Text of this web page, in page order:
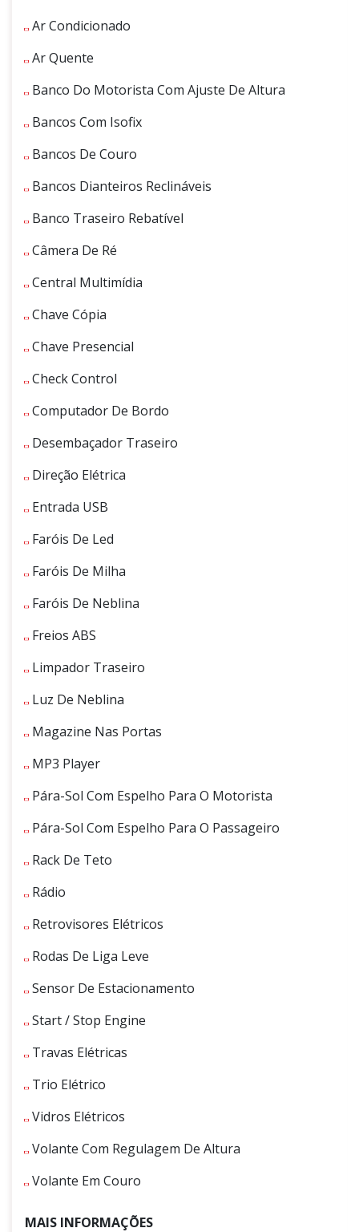
Ar Condicionado
Ar Quente
Banco Do Motorista Com Ajuste De Altura
Bancos Com Isofix
Bancos De Couro
Bancos Dianteiros Reclináveis
Banco Traseiro Rebatível
Câmera De Ré
Central Multimídia
Chave Cópia
Chave Presencial
Check Control
Computador De Bordo
Desembaçador Traseiro
Direção Elétrica
Entrada USB
Faróis De Led
Faróis De Milha
Faróis De Neblina
Freios ABS
Limpador Traseiro
Luz De Neblina
Magazine Nas Portas
MP3 Player
Pára-Sol Com Espelho Para O Motorista
Pára-Sol Com Espelho Para O Passageiro
Rack De Teto
Rádio
Retrovisores Elétricos
Rodas De Liga Leve
Sensor De Estacionamento
Start / Stop Engine
Travas Elétricas
Trio Elétrico
Vidros Elétricos
Volante Com Regulagem De Altura
Volante Em Couro
MAIS INFORMAÇÕES